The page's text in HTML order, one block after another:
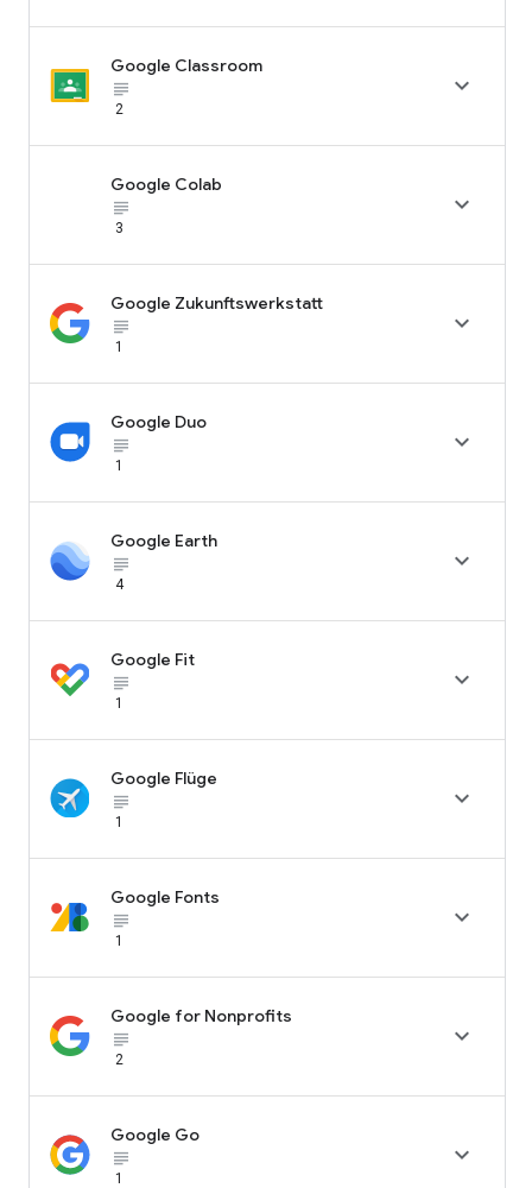
Google Classroom
subject_black
2

Google Colab
subject_black
3

Google Zukunftswerkstatt
subject_black
1

Google Duo
subject_black
1

Google Earth
subject_black
4

Google Fit
subject_black
1

Google Flüge
subject_black
1

Google Fonts
subject_black
1

Google for Nonprofits
subject_black
2

Google Go
subject_black
1
